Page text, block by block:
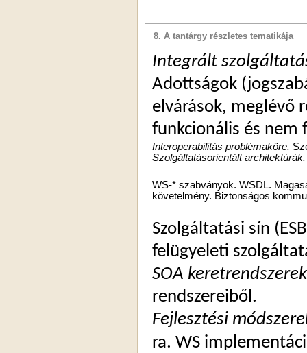
8. A tantárgy részletes tematikája
Integrált
Adottságok
elvárások, meglévő
funkcionális és nem
Interoperabilitás problémaköre.
Szolgáltatásorientált architektúrák.
WS-* szabványok. WSDL.
követelmény. Biztonságos
Szolgáltatási sín
felügyeleti
SOA
rendszereiből.
Fejlesztési
ra. WS